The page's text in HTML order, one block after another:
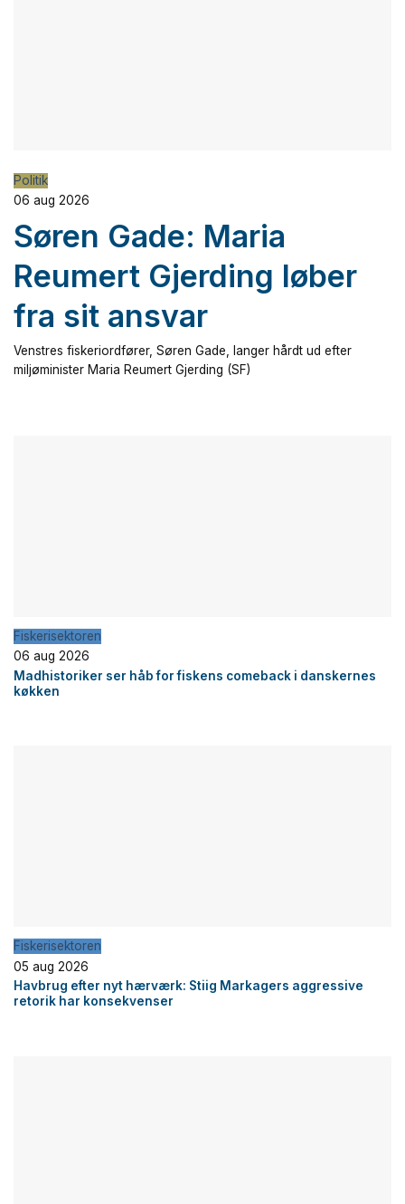
Politik
06 aug 2026
Søren Gade: Maria
Reumert Gjerding løber
fra sit ansvar
Venstres fiskeriordfører, Søren Gade, langer hårdt ud efter
miljøminister Maria Reumert Gjerding (SF)
Fiskerisektoren
06 aug 2026
Madhistoriker ser håb for fiskens comeback i danskernes
køkken
Fiskerisektoren
05 aug 2026
Havbrug efter nyt hærværk: Stiig Markagers aggressive
retorik har konsekvenser